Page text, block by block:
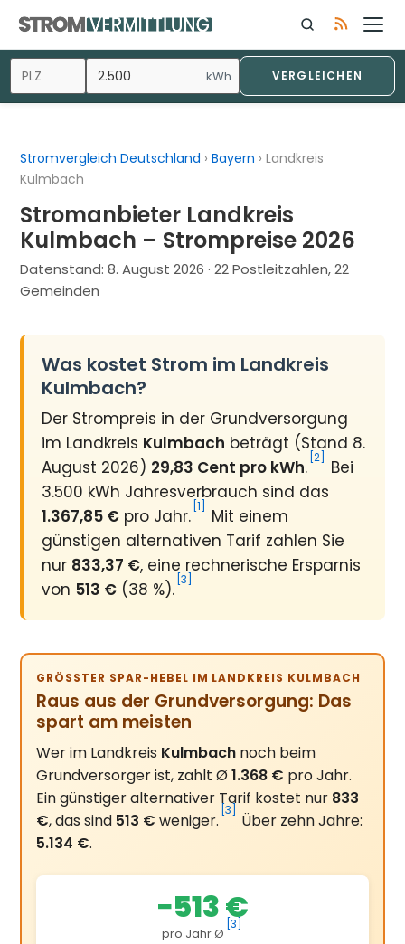
Inhalt
springen
kWh VERGLEICHEN
Stromvergleich Deutschland ›Bayern ›Landkreis
Kulmbach
Stromanbieter Landkreis
Kulmbach – Strompreise 2026
Datenstand:8. August 2026 · 22 Postleitzahlen, 22
Gemeinden
Was kostet Strom im Landkreis
Kulmbach?
Der Strompreis in der Grundversorgung
im Landkreis Kulmbach beträgt (Stand 8.
August 2026) 29,83 Cent pro kWh. [2]
Bei
3.500 kWh Jahresverbrauch sind das
1.367,85 € pro Jahr. [1]
Mit einem
günstigen alternativen Tarif zahlen Sie
nur 833,37 €, eine rechnerische Ersparnis
von 513 € (38 %). [3]
GRÖSSTER SPAR-HEBEL IM LANDKREIS KULMBACH
Raus aus der Grundversorgung: Das
spart am meisten
Wer im Landkreis Kulmbach noch beim
Grundversorger ist, zahlt Ø1.368 € pro Jahr.
Ein günstiger alternativer Tarif kostet nur 833
€, das sind 513 € weniger. [3]
Über zehn Jahre:
5.134 €.
−513 €
pro Jahr Ø
[3]